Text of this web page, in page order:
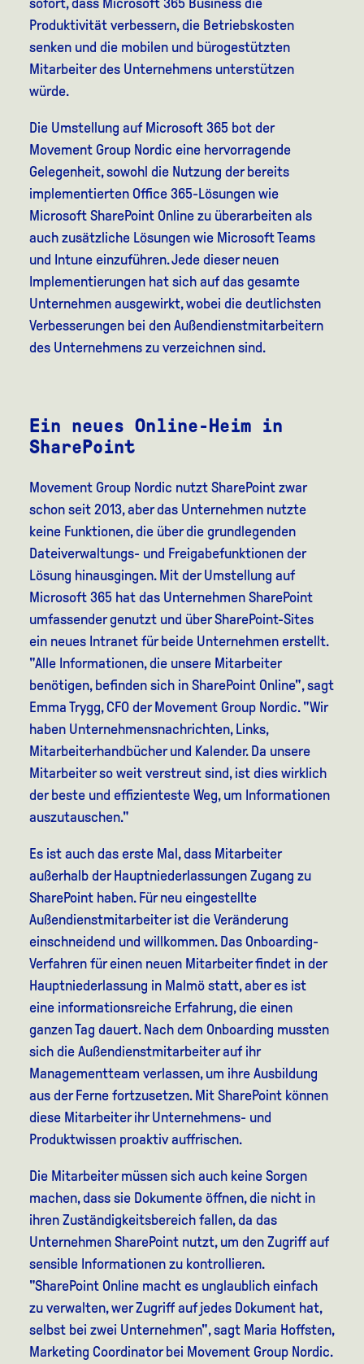
Produktivität verbessern, die Betriebskosten
senken und die mobilen und bürogestützten
Mitarbeiter des Unternehmens unterstützen
würde.
Die Umstellung auf Microsoft 365 bot der
Movement Group Nordic eine hervorragende
Gelegenheit, sowohl die Nutzung der bereits
implementierten Office 365-Lösungen wie
Microsoft SharePoint Online zu überarbeiten als
auch zusätzliche Lösungen wie Microsoft Teams
und Intune einzuführen. Jede dieser neuen
Implementierungen hat sich auf das gesamte
Unternehmen ausgewirkt, wobei die deutlichsten
Verbesserungen bei den Außendienstmitarbeitern
des Unternehmens zu verzeichnen sind.
Ein neues Online-Heim in
SharePoint
Movement Group Nordic nutzt SharePoint zwar
schon seit 2013, aber das Unternehmen nutzte
keine Funktionen, die über die grundlegenden
Dateiverwaltungs- und Freigabefunktionen der
Lösung hinausgingen. Mit der Umstellung auf
Microsoft 365 hat das Unternehmen SharePoint
umfassender genutzt und über SharePoint-Sites
ein neues Intranet für beide Unternehmen erstellt.
"Alle Informationen, die unsere Mitarbeiter
benötigen, befinden sich in SharePoint Online", sagt
Emma Trygg, CFO der Movement Group Nordic. "Wir
haben Unternehmensnachrichten, Links,
Mitarbeiterhandbücher und Kalender. Da unsere
Mitarbeiter so weit verstreut sind, ist dies wirklich
der beste und effizienteste Weg, um Informationen
auszutauschen."
Es ist auch das erste Mal, dass Mitarbeiter
außerhalb der Hauptniederlassungen Zugang zu
SharePoint haben. Für neu eingestellte
Außendienstmitarbeiter ist die Veränderung
einschneidend und willkommen. Das Onboarding-
Verfahren für einen neuen Mitarbeiter findet in der
Hauptniederlassung in Malmö statt, aber es ist
eine informationsreiche Erfahrung, die einen
ganzen Tag dauert. Nach dem Onboarding mussten
sich die Außendienstmitarbeiter auf ihr
Managementteam verlassen, um ihre Ausbildung
aus der Ferne fortzusetzen. Mit SharePoint können
diese Mitarbeiter ihr Unternehmens- und
Produktwissen proaktiv auffrischen.
Die Mitarbeiter müssen sich auch keine Sorgen
machen, dass sie Dokumente öffnen, die nicht in
ihren Zuständigkeitsbereich fallen, da das
Unternehmen SharePoint nutzt, um den Zugriff auf
sensible Informationen zu kontrollieren.
"SharePoint Online macht es unglaublich einfach
zu verwalten, wer Zugriff auf jedes Dokument hat,
selbst bei zwei Unternehmen", sagt Maria Hoffsten,
Marketing Coordinator bei Movement Group Nordic.